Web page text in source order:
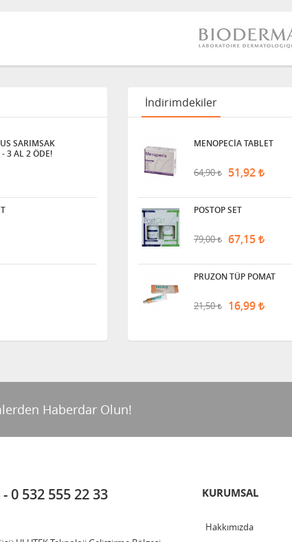
SARIMSAK
3 AL 2 ÖDE!
İndirimdekiler
MENOPECİA TABLET
64,90 51,92
POSTOP SET
79,00 67,15
PRUZON TÜP POMAT
21,50 16,99
Haberdar Olun!
0 532 555 22 33 KURUMSAL
Hakkımızda